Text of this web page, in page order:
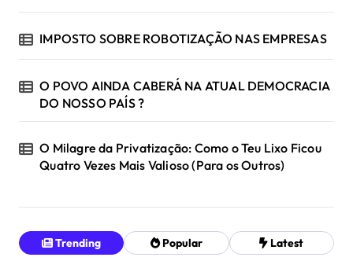
IMPOSTO SOBRE ROBOTIZAÇÃO NAS EMPRESAS
O POVO AINDA CABERÁ NA ATUAL DEMOCRACIA
DO NOSSO PAÍS ?
O Milagre da Privatização: Como o Teu Lixo Ficou
Quatro Vezes Mais Valioso (Para os Outros)
Trending Popular Latest